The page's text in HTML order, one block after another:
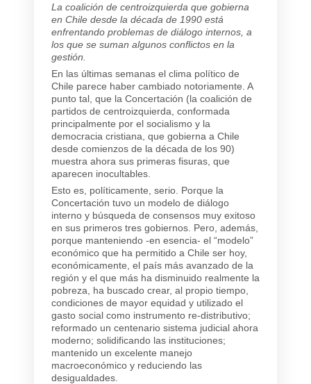
La coalición de centroizquierda que gobierna
en Chile desde la década de 1990 está
enfrentando problemas de diálogo internos, a
los que se suman algunos conflictos en la
gestión.
En las últimas semanas el clima político de
Chile parece haber cambiado notoriamente. A
punto tal, que la Concertación (la coalición de
partidos de centroizquierda, conformada
principalmente por el socialismo y la
democracia cristiana, que gobierna a Chile
desde comienzos de la década de los 90)
muestra ahora sus primeras fisuras, que
aparecen inocultables.
Esto es, políticamente, serio. Porque la
Concertación tuvo un modelo de diálogo
interno y búsqueda de consensos muy exitoso
en sus primeros tres gobiernos. Pero, además,
porque manteniendo -en esencia- el “modelo”
económico que ha permitido a Chile ser hoy,
económicamente, el país más avanzado de la
región y el que más ha disminuido realmente la
pobreza, ha buscado crear, al propio tiempo,
condiciones de mayor equidad y utilizado el
gasto social como instrumento re-distributivo;
reformado un centenario sistema judicial ahora
moderno; solidificando las instituciones;
mantenido un excelente manejo
macroeconómico y reduciendo las
desigualdades.